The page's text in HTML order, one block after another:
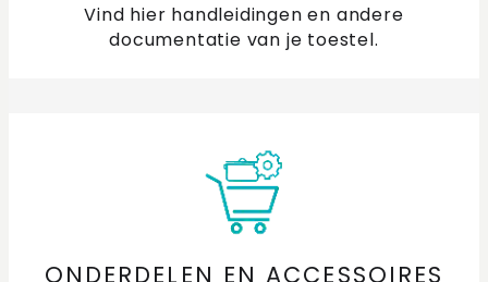
Vind hier handleidingen en andere
documentatie van je toestel.
ONDERDELEN EN ACCESSOIRES